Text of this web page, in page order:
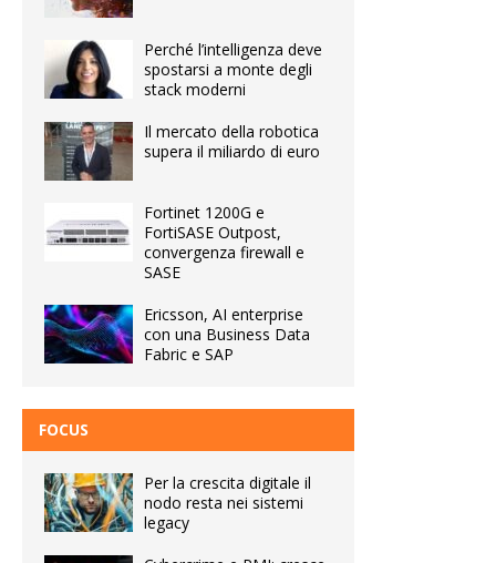
Perché l’intelligenza deve
spostarsi a monte degli
stack moderni
Il mercato della robotica
supera il miliardo di euro
Fortinet 1200G e
FortiSASE Outpost,
convergenza firewall e
SASE
Ericsson, AI enterprise
con una Business Data
Fabric e SAP
FOCUS
Per la crescita digitale il
nodo resta nei sistemi
legacy